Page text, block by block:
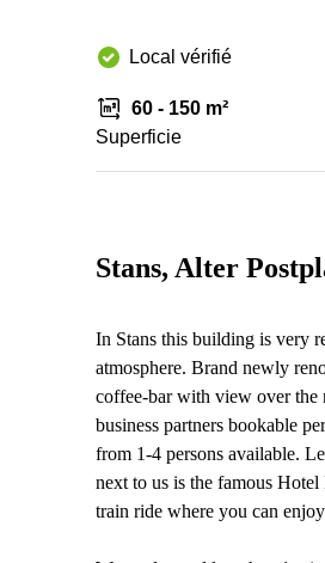
Local vérifié
60 - 150 m²
Superficie
Stans, Alter
In Stans this building is very
atmosphere. Brand newly
coffee-bar with view over the
business partners bookable
from 1-4 persons available.
next to us is the famous
train ride where you can